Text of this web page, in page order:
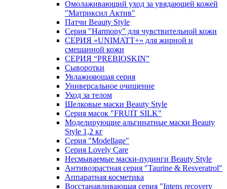
Омолаживающий уход за увядающей кожей
"Матриксил Актив"
Патчи Beauty Style
Серия "Harmony" для чувствительной кожи
СЕРИЯ «UNIMATT+» для жирной и
смешанной кожи
СЕРИЯ “PREBIOSKIN”
Сыворотки
Увлажняющая серия
Универсальное очищение
Уход за телом
Шелковые маски Beauty Style
Серия масок "FRUIT SILK"
Моделирующие альгинатные маски Beauty
Style 1,2 кг
Серия "Modellage"
Cерия Lovely Care
Несмываемые маски-пудинги Beauty Style
Антивозрастная серия "Taurine & Resveratrol"
Аппаратная косметика
Восстанавливающая серия "Intens recovery